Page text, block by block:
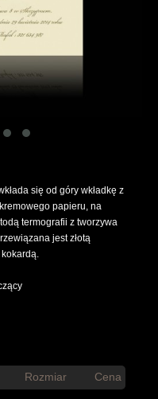
się od góry wkładkę z
papieru, na
termografii z tworzywa
jest złotą
Rozmiar Cena